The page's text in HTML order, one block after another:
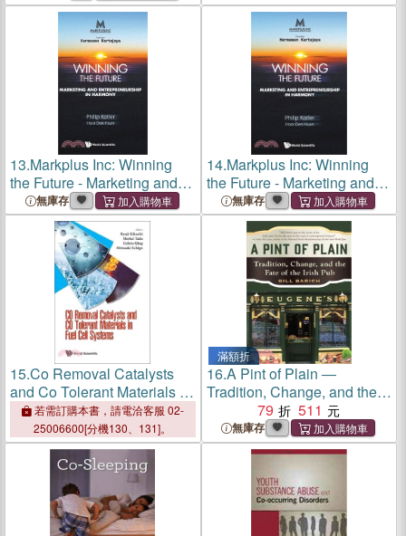
13.Markplus Inc: Winning
the Future - Marketing and
Entrepreneurship in
Harmony
無庫存
14.Markplus Inc: Winning
the Future - Marketing and
Entrepreneurship in
Harmony
無庫存
15.Co Removal Catalysts
and Co Tolerant Materials in
Fuel Cell Systems
若需訂購本書，請電洽客服 02-
25006600[分機130、131]。
滿額折
16.A Pint of Plain ―
Tradition, Change, and the
Fate of the Irish Pub
79 511
無庫存